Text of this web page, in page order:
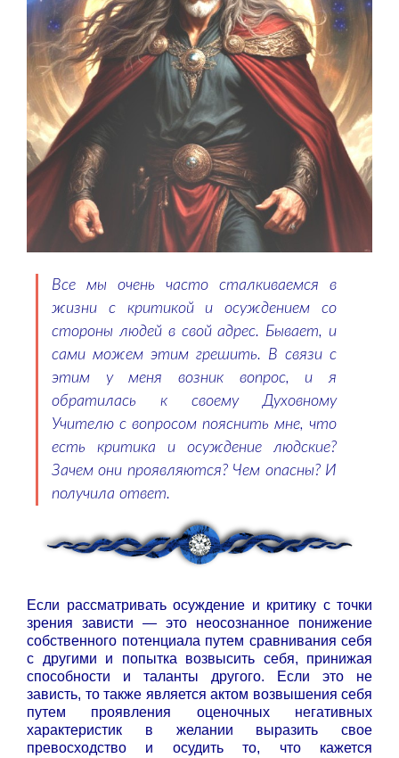
Все мы очень часто сталкиваемся в
жизни с критикой и осуждением со
стороны людей в свой адрес. Бывает, и
сами можем этим грешить. В связи с
этим у меня возник вопрос, и я
обратилась к своему Духовному
Учителю с вопросом пояснить мне, что
есть критика и осуждение людские?
Зачем они проявляются? Чем опасны? И
получила ответ.
Если рассматривать осуждение и критику с точки
зрения зависти — это неосознанное понижение
собственного потенциала путем сравнивания себя
с другими и попытка возвысить себя, принижая
способности и таланты другого. Если это не
зависть, то также является актом возвышения себя
путем проявления оценочных негативных
характеристик в желании выразить свое
превосходство и осудить то, что кажется